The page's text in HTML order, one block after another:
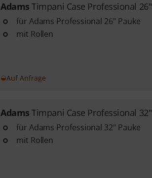
Adams Timpani Case Professional 26"
für Adams Professional 26" Pauke
mit Rollen
Auf Anfrage
Adams Timpani Case Professional 32"
für Adams Professional 32" Pauke
mit Rollen